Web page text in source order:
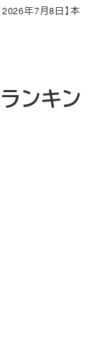
2026年7月8日】本
ンキン